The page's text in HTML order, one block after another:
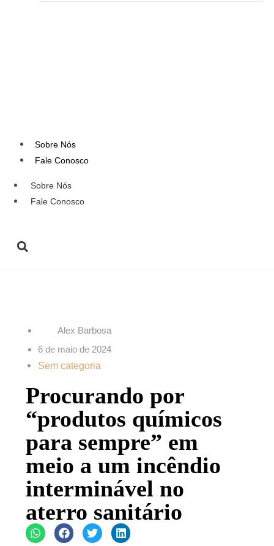
Sobre Nós
Fale Conosco
Sobre Nós
Fale Conosco
Alex Barbosa
6 de maio de 2024
Sem categoria
Procurando por
“produtos químicos
para sempre” em
meio a um incêndio
interminável no
aterro sanitário